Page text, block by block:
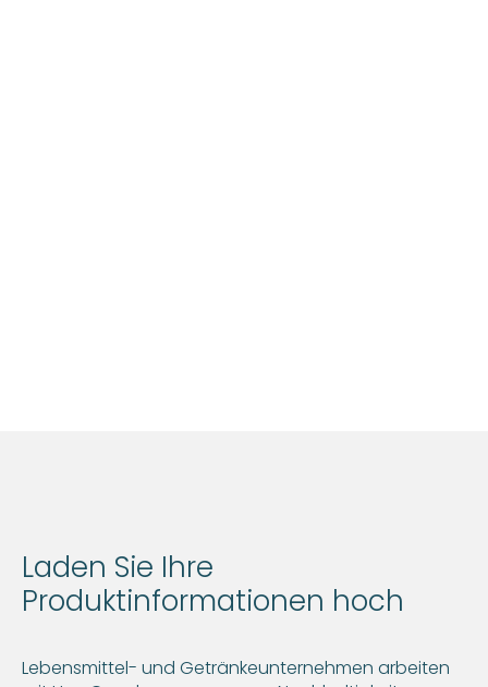
Laden Sie Ihre
Produktinformationen hoch
Lebensmittel- und Getränkeunternehmen arbeiten